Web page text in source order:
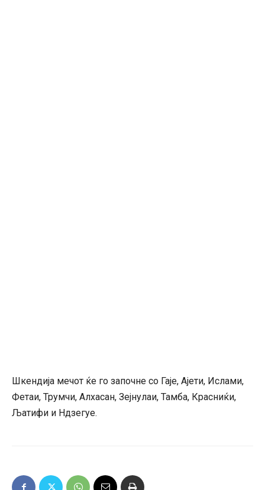
Шкендија мечот ќе го започне со Гаје, Ајети, Ислами,
Фетаи, Трумчи, Алхасан, Зејнулаи, Тамба, Красниќи,
Љатифи и Ндзегуе.